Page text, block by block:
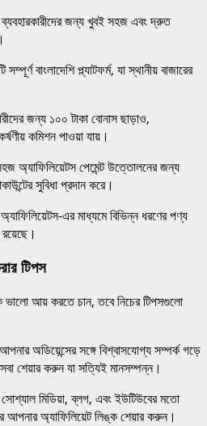
ব্যবহারকারীদের জন্য খুবই সহজ এবং দ্রুত
সম্পূর্ণ বাংলাদেশি প্ল্যাটফর্ম, যা স্থানীয় বাজারের
জন্য ১০০ টাকা বোনাস ছাড়াও,
কমিশন পাওয়া যায়।
অ্যাফিলিয়েটস পেমেন্ট উত্তোলনের জন্য
সুবিধা প্রদান করে।
এর মাধ্যমে বিভিন্ন ধরণের পণ্য
টিপস
আয় করতে চান, তবে নিচের টিপসগুলো
আপনার অডিয়েন্সের সঙ্গে বিশ্বাসযোগ্য সম্পর্ক গড়ে
শেয়ার করুন যা সত্যিই মানসম্পন্ন।
সোশ্যাল মিডিয়া, ব্লগ, এবং ইউটিউবের মতো
আপনার অ্যাফিলিয়েট লিঙ্ক শেয়ার করুন।